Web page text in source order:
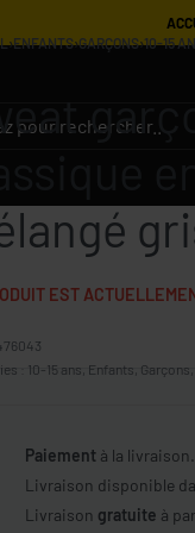
›ENFANTS›GARÇONS›10-15
EST
:
10-15 ans Enfants Garçons
Paiement à la livraison.
Livraison disponible
Livraison gratuite à